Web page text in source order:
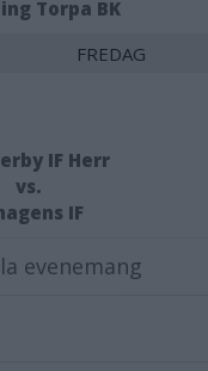
Torpa BK
FREDAG
IF Herr
vs.
IF
evenemang